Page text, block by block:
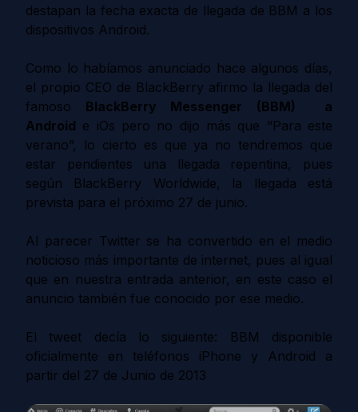
destapan la fecha exacta de llegada de BBM a los
dispositivos Android.
Como lo habíamos anunciado hace algunos días,
el propio CEO de BlackBerry afirmo la llegada del
famoso BlackBerry Messenger (BBM)
a
Android e iOs pero no dijo más que “Para este
verano”, lo cierto es que ya no tendremos que
estar pendientes una llegada repentina, pues
según BlackBerry Worldwide, la llegada está
prevista para el próximo 27 de junio.
Al parecer Twitter se ha convertido en el medio
noticioso más importante de internet, pues al igual
que en nuestra entrada anterior, en este caso el
anuncio también fue conocido por ese medio.
El tweet decía lo siguiente:
BBM disponible
oficialmente en teléfonos iPhone y Android a
partir del 27 de Junio de 2013